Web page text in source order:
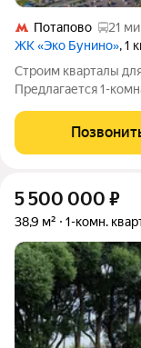
Потапово
21
ЖК «Эко Бунино», 1
Строим кварталы
Предлагается 1-
в жилом комплексе
с отделкой в
5 500 000 ₽
38,9 м² 1-комн.